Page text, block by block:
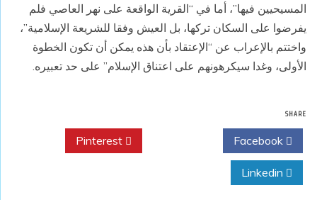
المسيحيين فيها”، أما في “القرية الواقعة على نهر العاصي فلم
يفرضوا على السكان تركها، بل العيش وفقا للشريعة الإسلامية”،
واختتم بالإعراب عن “الإعتقاد بأن هذه يمكن أن تكون الخطوة
الأولى، وغدا سيكرهونهم على اعتناق الإسلام” على حد تعبيره.
SHARE